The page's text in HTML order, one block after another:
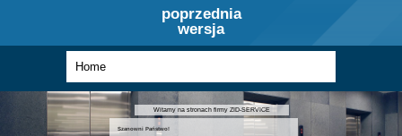
poprzednia
wersja
Witamy na stronach firmy ZID-SERVICE
Szanowni Państwo!